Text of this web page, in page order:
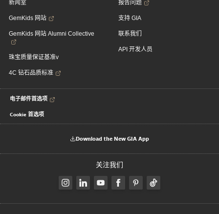
新闻室
GemKids 网站
GemKids 网站 Alumni Collective
珠宝质量保证基准v
4C 钻石品质标准
报告问题
支持 GIA
联系我们
API 开发人员
电子邮件首选项
Cookie 首选项
Download the New GIA App
关注我们